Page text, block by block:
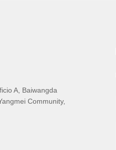
A, Baiwangda
Community,